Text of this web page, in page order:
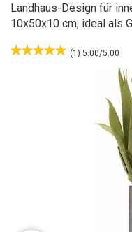
Landhaus-Design für
10x50x10 cm, ideal als
(1) 5.00/5.00